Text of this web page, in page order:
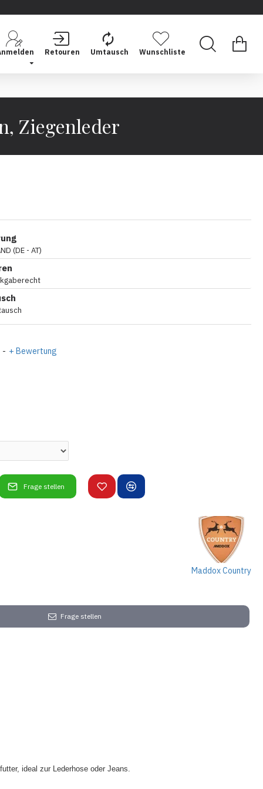
Retouren Umtausch Wunschliste
Ziegenleder
(DE - AT)
Maddox Country
- + Bewertung
Frage stellen
Frage stellen
ideal zur Lederhose oder Jeans.